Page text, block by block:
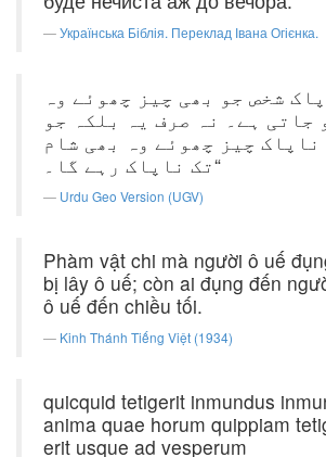
Українська Біблія. Переклад Івана Огієнка.
شخص جو بھی چیز چھوئے وہ
جاتی ہے۔ نہ صرف یہ بلکہ جو
ناپاک چیز چھوئے وہ بھی شام
تک ناپاک رہے گا۔“
Urdu Geo Version (UGV)
Phàm vật chi mà người ô uế
bị lây ô uế; còn ai đụng đến
ô uế đến chiều tối.
Kinh Thánh Tiếng Việt (1934)
quicquid tetigerit inmundus
anima quae horum quippiam
erit usque ad vesperum